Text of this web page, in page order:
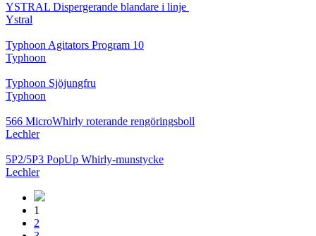
YSTRAL Dispergerande blandare i linje ‍‍
Ystral
Typhoon Agitators Program 10
Typhoon
Typhoon Sjöjungfru
Typhoon
566 MicroWhirly roterande rengöringsboll
Lechler
5P2/5P3 PopUp Whirly-munstycke
Lechler
1
2